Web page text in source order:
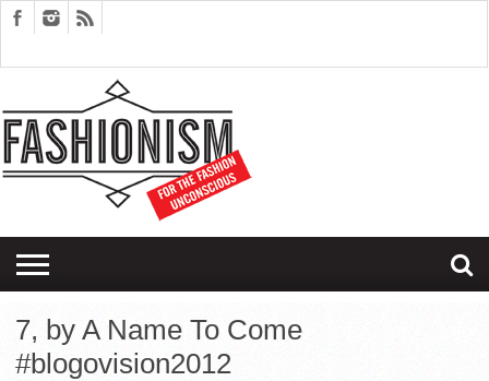
EDITORIALS
COUPLES
THERAPY
SARTORIAGRAM
7, by A Name To Come
#blogovision2012